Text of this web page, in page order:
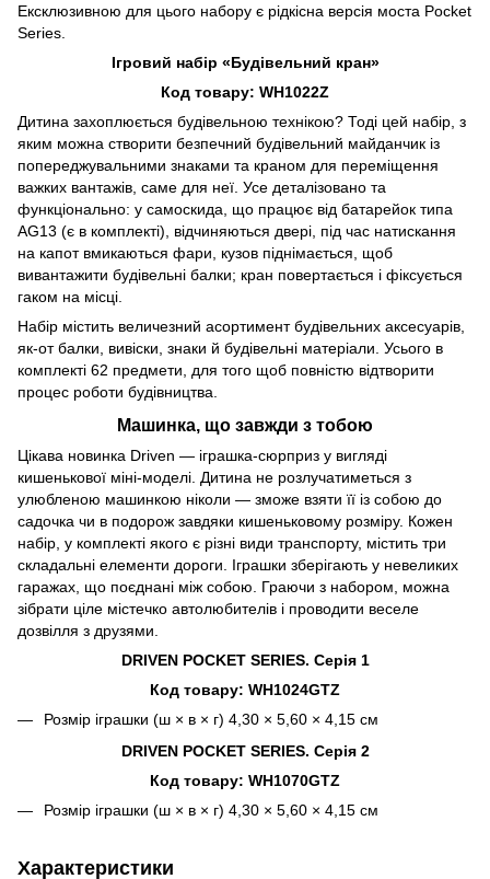
Ексклюзивною для цього набору є рідкісна версія моста Pocket
Series.
Ігровий набір «Будівельний кран»
Код товару: WH1022Z
Дитина захоплюється будівельною технікою? Тоді цей набір, з
яким можна створити безпечний будівельний майданчик із
попереджувальними знаками та краном для переміщення
важких вантажів, саме для неї. Усе деталізовано та
функціонально: у самоскида, що працює від батарейок типа
AG13 (є в комплекті), відчиняються двері, під час натискання
на капот вмикаються фари, кузов піднімається, щоб
вивантажити будівельні балки; кран повертається і фіксується
гаком на місці.
Набір містить величезний асортимент будівельних аксесуарів,
як-от балки, вивіски, знаки й будівельні матеріали. Усього в
комплекті 62 предмети, для того щоб повністю відтворити
процес роботи будівництва.
Машинка, що завжди з тобою
Цікава новинка Driven — іграшка-сюрприз у вигляді
кишенькової міні-моделі. Дитина не розлучатиметься з
улюбленою машинкою ніколи — зможе взяти її із собою до
садочка чи в подорож завдяки кишеньковому розміру. Кожен
набір, у комплекті якого є різні види транспорту, містить три
складальні елементи дороги. Іграшки зберігають у невеликих
гаражах, що поєднані між собою. Граючи з набором, можна
зібрати ціле містечко автолюбителів і проводити веселе
дозвілля з друзями.
DRIVEN POCKET SERIES. Серія 1
Код товару: WH1024GTZ
Розмір іграшки (ш × в × г) 4,30 × 5,60 × 4,15 см
DRIVEN POCKET SERIES. Серія 2
Код товару: WH1070GTZ
Розмір іграшки (ш × в × г) 4,30 × 5,60 × 4,15 см
Характеристики